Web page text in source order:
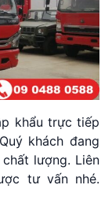
khẩu trực tiếp
khách đang
lượng. Liên
tư vấn nhé.